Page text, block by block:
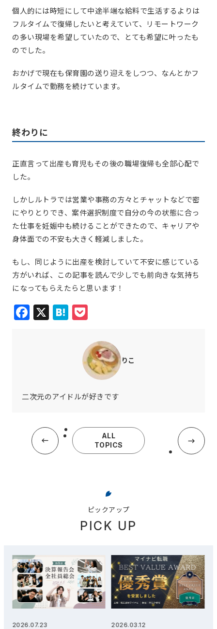
個人的には時短にして中途半端な給料で生活するよりは
フルタイムで復帰したいと考えていて、リモートワーク
の多い現場を希望していたので、とても希望に叶ったも
のでした。
おかげで現在も保育園の送り迎えをしつつ、なんとかフ
ルタイムで勤務を続けています。
終わりに
正直言って出産も育児もその後の職場復帰も全部心配で
した。
しかしルトラでは営業や事務の方々とチャットなどで密
にやりとりでき、案件選択制度で自分の今の状態に合っ
た仕事を妊娠中も続けることができたので、キャリアや
身体面での不安も大きく軽減しました。
もし、同じように出産を検討していて不安に感じている
方がいれば、この記事を読んで少しでも前向きな気持ち
になってもらえたらと思います！
Facebook
X Hatena
りこ
二次元のアイドルが好きです
ALL
TOPICS
ピックアップ
PICK UP
2026.03.12